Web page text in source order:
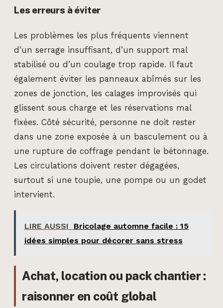
Les erreurs à éviter
Les problèmes les plus fréquents viennent
d’un serrage insuffisant, d’un support mal
stabilisé ou d’un coulage trop rapide. Il faut
également éviter les panneaux abîmés sur les
zones de jonction, les calages improvisés qui
glissent sous charge et les réservations mal
fixées. Côté sécurité, personne ne doit rester
dans une zone exposée à un basculement ou à
une rupture de coffrage pendant le bétonnage.
Les circulations doivent rester dégagées,
surtout si une toupie, une pompe ou un godet
intervient.
LIRE AUSSI
Bricolage automne facile : 15
idées simples pour décorer sans stress
Achat, location ou pack chantier :
raisonner en coût global